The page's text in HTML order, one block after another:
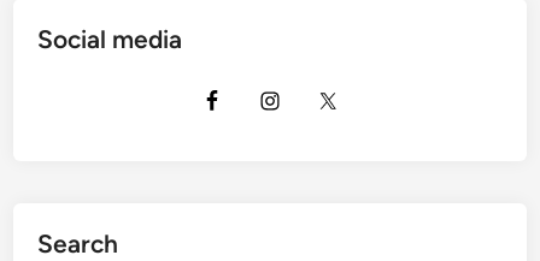
Social media
Search